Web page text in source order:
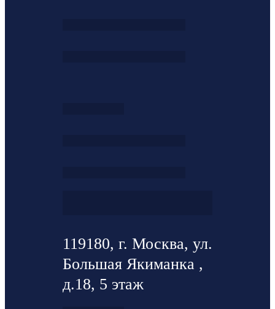
119180, г. Москва, ул.
Большая Якиманка ,
д.18, 5 этаж